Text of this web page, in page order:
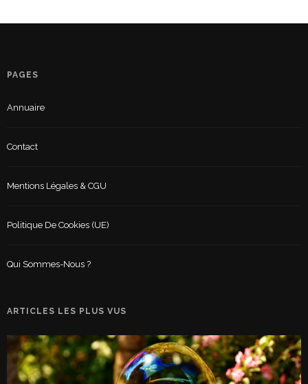
PAGES
Annuaire
Contact
Mentions Légales & CGU
Politique De Cookies (UE)
Qui Sommes-Nous ?
ARTICLES LES PLUS VUS